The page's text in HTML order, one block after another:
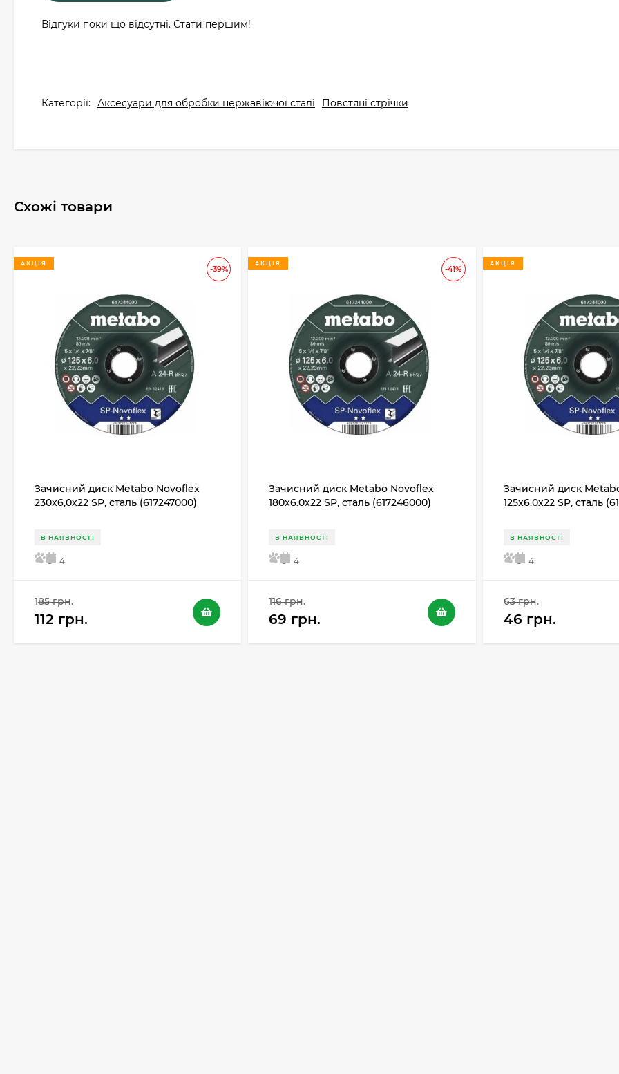
Відгуки поки що відсутні. Стати першим!
Категорії: Аксесуари для обробки нержавіючої сталі Повстяні стрічки
Схожі товари
-39%
АКЦІЯ
Зачисний диск Metabo Novoflex
230x6,0х22 SP, сталь (617247000)
В НАЯВНОСТІ
5 4
185 грн.
112 грн.
-41%
АКЦІЯ
Зачисний диск Metabo Novoflex
180x6.0х22 SP, сталь (617246000)
В НАЯВНОСТІ
5 4
116 грн.
69 грн.
АКЦІЯ
Зачисний диск
125x6.0х22 SP, сталь
В НАЯВНОСТІ
5 4
63 грн.
46 грн.